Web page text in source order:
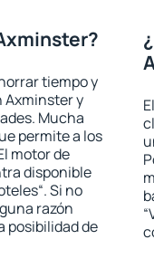
tiempo y
Axminster y
Mucha
permite a los
motor de
disponible
Si no
razón
posibilidad de